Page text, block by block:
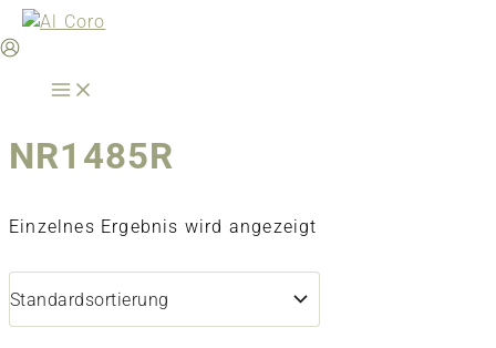
Zum
Inhalt
NR1485R
Einzelnes Ergebnis wird angezeigt